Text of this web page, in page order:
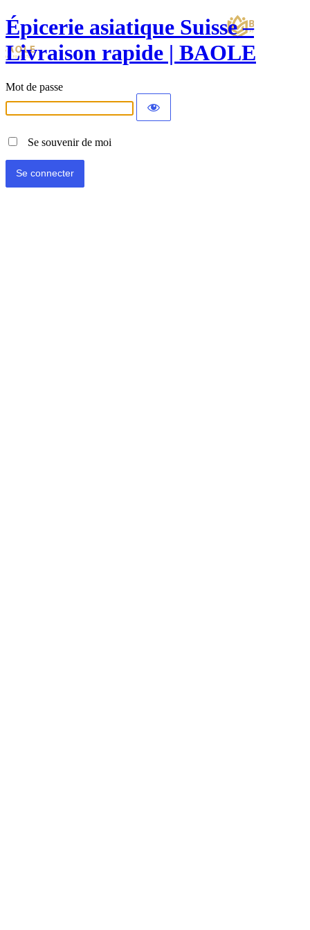
Épicerie asiatique Suisse –
Livraison rapide | BAOLE
Mot de passe
Se souvenir de moi